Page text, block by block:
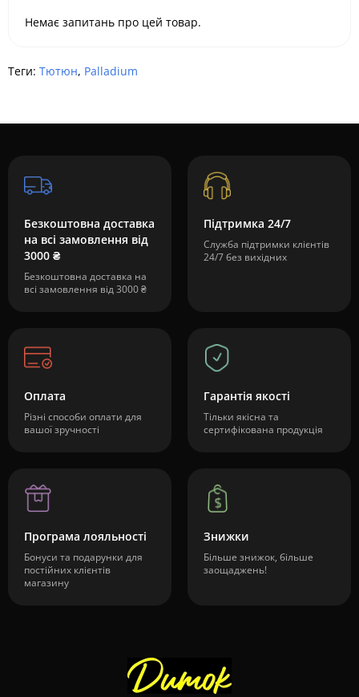
Немає запитань про цей товар.
Теги: Тютюн, Palladium
Безкоштовна доставка
на всі замовлення від
3000 ₴
Безкоштовна доставка на
всі замовлення від 3000 ₴
Підтримка 24/7
Служба підтримки клієнтів
24/7 без вихідних
Оплата
Різні способи оплати для
вашої зручності
Гарантія якості
Тільки якісна та
сертифікована продукція
Програма лояльності
Бонуси та подарунки для
постійних клієнтів
магазину
Знижки
Більше знижок, більше
заощаджень!